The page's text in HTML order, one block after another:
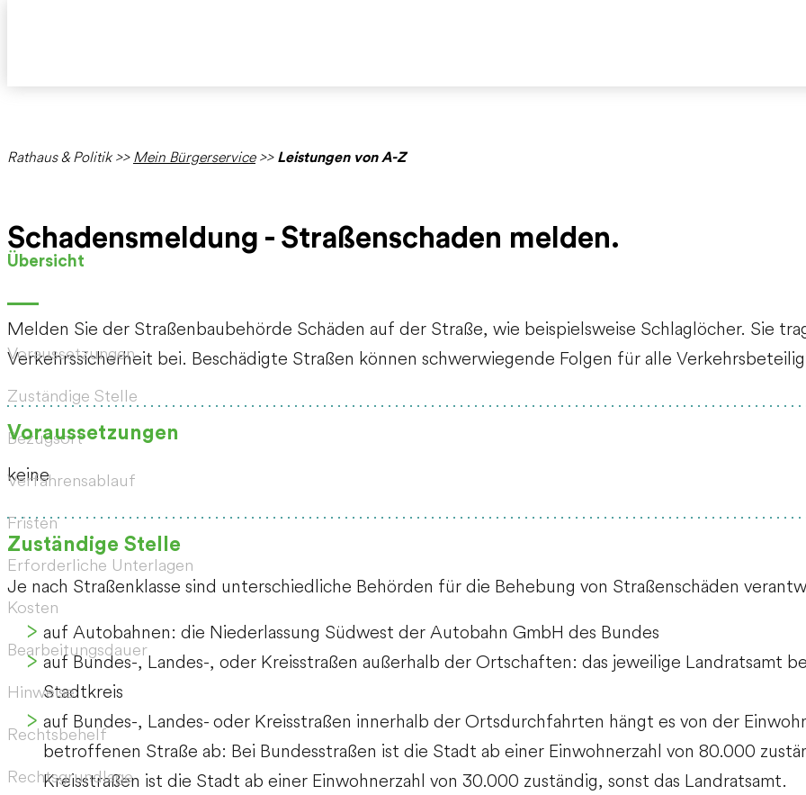
Rathaus & Politik>> Mein Bürgerservice>> Leistungen von A-Z
Übersicht
Voraussetzungen
Zuständige Stelle
Bezugsort
Verfahrensablauf
Fristen
Erforderliche Unterlagen
Kosten
Bearbeitungsdauer
Hinweise
Rechtsbehelf
Rechtsgrundlage
Schadensmeldung - Straßenschaden melden.
Melden Sie der Straßenbaubehörde Schäden auf der Straße, wie beispielsweise Schlaglöcher. Sie
Verkehrssicherheit bei. Beschädigte Straßen können schwerwiegende Folgen für alle
Voraussetzungen
keine
Zuständige Stelle
Je nach Straßenklasse sind unterschiedliche Behörden für die Behebung von Straßenschäden
auf Autobahnen: die Niederlassung Südwest der Autobahn GmbH des Bundes
auf Bundes-, Landes-, oder Kreisstraßen außerhalb der Ortschaften: das jeweilige Landratsamt
Stadtkreis
auf Bundes-, Landes- oder Kreisstraßen innerhalb der Ortsdurchfahrten hängt es von der
betroffenen Straße ab: Bei Bundesstraßen ist die Stadt ab einer Einwohnerzahl von 80.000
Kreisstraßen ist die Stadt ab einer Einwohnerzahl von 30.000 zuständig, sonst das Landratsamt.